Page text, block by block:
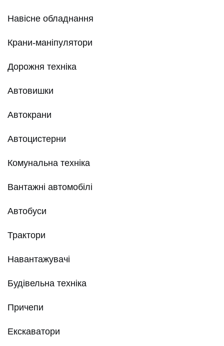
Навісне обладнання
Крани-маніпулятори
Дорожня техніка
Автовишки
Автокрани
Автоцистерни
Комунальна техніка
Вантажні автомобілі
Автобуси
Трактори
Навантажувачі
Будівельна техніка
Причепи
Екскаватори